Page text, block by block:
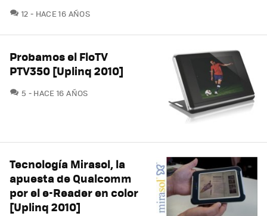
12 COMENTARIOS
HACE 16 AÑOS
Probamos el FloTV
PTV350 [Uplinq 2010]
5 COMENTARIOS
HACE 16 AÑOS
Tecnología Mirasol, la
apuesta de Qualcomm
por el e-Reader en color
[Uplinq 2010]